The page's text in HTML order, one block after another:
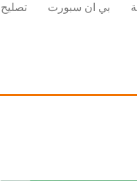
بي ان سبورت